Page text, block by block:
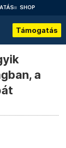
SHOP
Támogatás
a